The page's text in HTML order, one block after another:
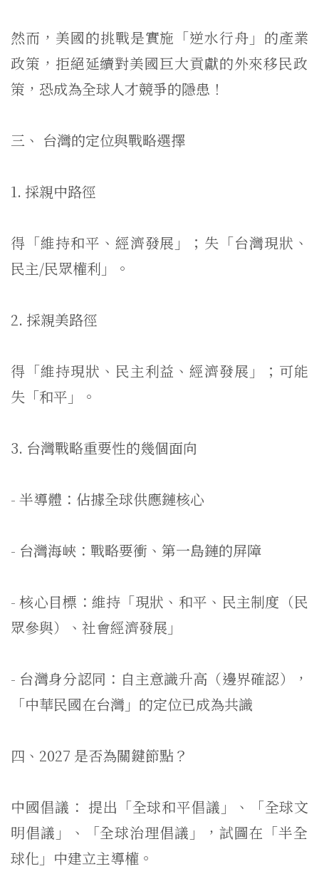
然而，美國的挑戰是實施「逆水行舟」的產業
政策， 拒絕延續對美國巨大貢獻的外來移民政
策， 恐成為全球人才競爭的隱患！
三、 台灣的定位與戰略選擇
1. 採親中路徑
得「維持和平、經濟發展」；失「台灣現狀、
民主/民眾權利」。
2. 採親美路徑
得「維持現狀、民主利益、經濟發展」；可能
失「和平」。
3. 台灣戰略重要性的幾個面向
- 半導體：佔據全球供應鏈核心
- 台灣海峽：戰略要衝、第一島鏈的屏障
- 核心目標：維持「現狀、和平、民主制度（民
眾參與）、 社會經濟發展」
- 台灣身分認同：自主意識升高（邊界確認），
「中華民國在台灣」 的定位已成為共識
四、2027 是否為關鍵節點？
中國倡議： 提出「全球和平倡議」、「全球文
明倡議」、「全球治理倡議」， 試圖在「半全
球化」中建立主導權。